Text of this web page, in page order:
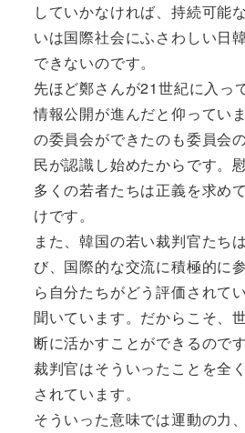
していかなければ、持続可能
いは国際社会にふさわしい日
できないのです。
先ほど鄭さんが21世紀に入っ
情報公開が進んだと仰ってい
の委員会ができたのも委員会
民が認識し始めたからです。
多くの若者たちは正義を求め
けです。
また、韓国の若い裁判官たち
び、国際的な交流に積極的に
ら自分たちがどう評価されて
聞いています。だからこそ、
断に活かすことができるので
裁判官はそういったことを全
されています。
そういった意味では運動の力